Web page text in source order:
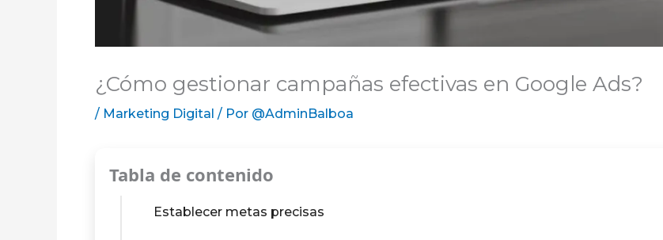
¿Cómo gestionar campañas efectivas en Google Ads?
/ Marketing Digital / Por @AdminBalboa
Tabla de contenido
Establecer metas precisas